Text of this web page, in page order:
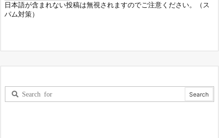
日本語が含まれない投稿は無視されますのでご注意ください。（ス
パム対策）